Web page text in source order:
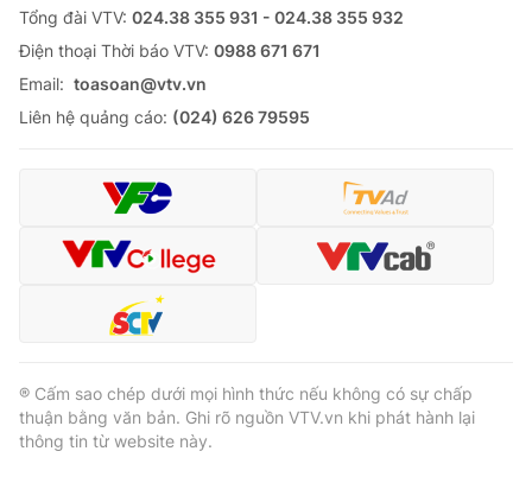
Tổng đài VTV: 024.38 355 931 - 024.38 355 932
Ðiện thoại Thời báo VTV: 0988 671 671
Email: toasoan@vtv.vn
Liên hệ quảng cáo: (024) 626 79595
® Cấm sao chép dưới mọi hình thức nếu không có sự chấp
thuận bằng văn bản. Ghi rõ nguồn VTV.vn khi phát hành lại
thông tin từ website này.